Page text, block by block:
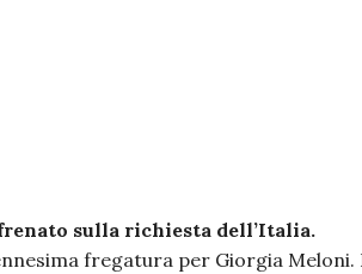
sulla richiesta dell’Italia.
fregatura per Giorgia Meloni.